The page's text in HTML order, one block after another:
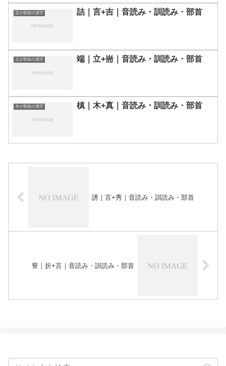
言が部首の漢字 詰｜言+吉｜音読み・訓読み・部首
立が部首の漢字 端｜立+耑｜音読み・訓読み・部首
木が部首の漢字 槙｜木+真｜音読み・訓読み・部首
誘｜言+秀｜音読み・訓読み・部首
誓｜折+言｜音読み・訓読み・部首